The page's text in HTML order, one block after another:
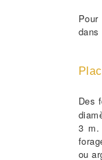
dans
Des
3 m.
ou